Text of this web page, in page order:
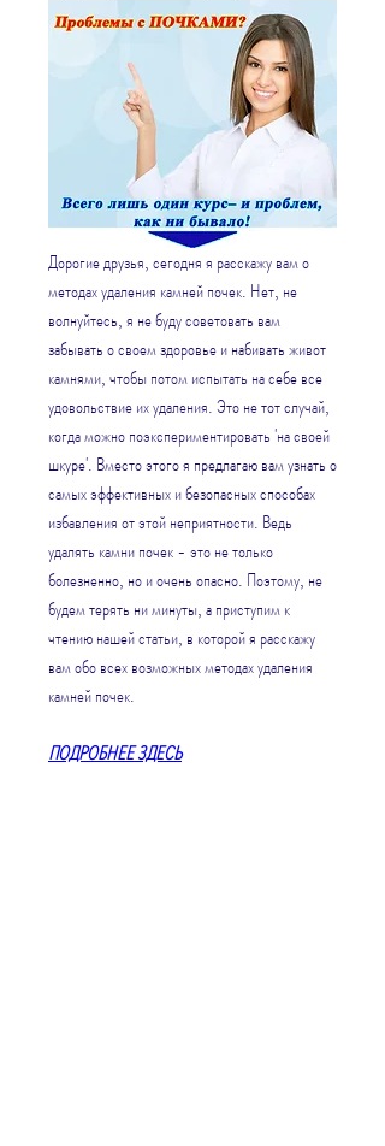
Дорогие друзья, сегодня я расскажу вам о
методах удаления камней почек. Нет, не
волнуйтесь, я не буду советовать вам
забывать о своем здоровье и набивать живот
камнями, чтобы потом испытать на себе все
удовольствие их удаления. Это не тот случай,
когда можно поэкспериментировать 'на своей
шкуре'. Вместо этого я предлагаю вам узнать о
самых эффективных и безопасных способах
избавления от этой неприятности. Ведь
удалять камни почек - это не только
болезненно, но и очень опасно. Поэтому, не
будем терять ни минуты, а приступим к
чтению нашей статьи, в которой я расскажу
вам обо всех возможных методах удаления
камней почек.
ПОДРОБНЕЕ ЗДЕСЬ